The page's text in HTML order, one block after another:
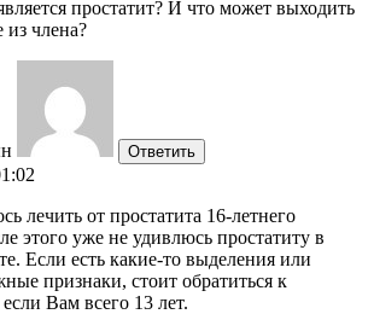
простатит? И что может выходить
из члена?
Ответить
лечить от простатита 16-летнего
этого уже не удивлюсь простатиту в
Если есть какие-то выделения или
признаки, стоит обратиться к
Вам всего 13 лет.